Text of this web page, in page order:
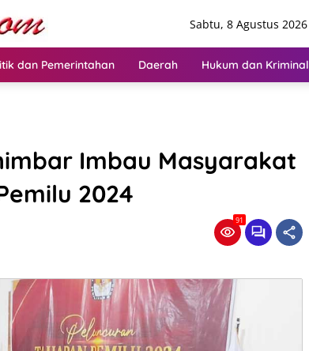
Sabtu, 8 Agustus 2026
dan Pemerintahan Daerah Hukum dan Kriminal
Imbau Masyarakat
2024
91